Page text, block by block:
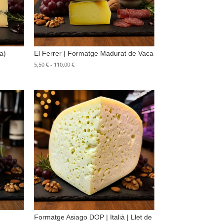
El Ferrer | Formatge Madurat de Vaca
5,50 € - 110,00 €Rango
desde
5,50 €
hasta
110,00 €
Formatge Asiago DOP | Italià | Llet de